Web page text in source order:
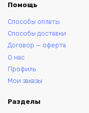
Помощь
Способы оплаты
Способы доставки
Договор — оферта
О нас
Профиль
Мои заказы
Разделы